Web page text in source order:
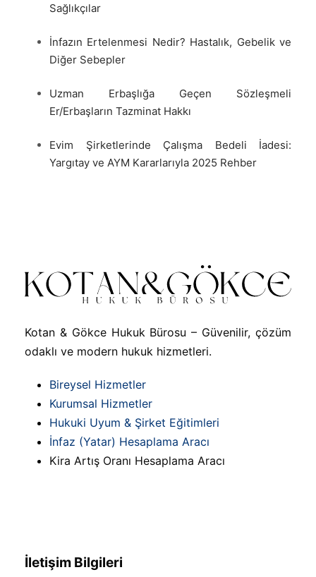
Sağlıkçılar
İnfazın Ertelenmesi Nedir? Hastalık, Gebelik ve
Diğer Sebepler
Uzman Erbaşlığa Geçen Sözleşmeli
Er/Erbaşların Tazminat Hakkı
Evim Şirketlerinde Çalışma Bedeli İadesi:
Yargıtay ve AYM Kararlarıyla 2025 Rehber
Kotan & Gökce Hukuk Bürosu – Güvenilir, çözüm
odaklı ve modern hukuk hizmetleri.
Bireysel Hizmetler
Kurumsal Hizmetler
Hukuki Uyum & Şirket Eğitimleri
İnfaz (Yatar) Hesaplama Aracı
Kira Artış Oranı Hesaplama Aracı
İletişim Bilgileri